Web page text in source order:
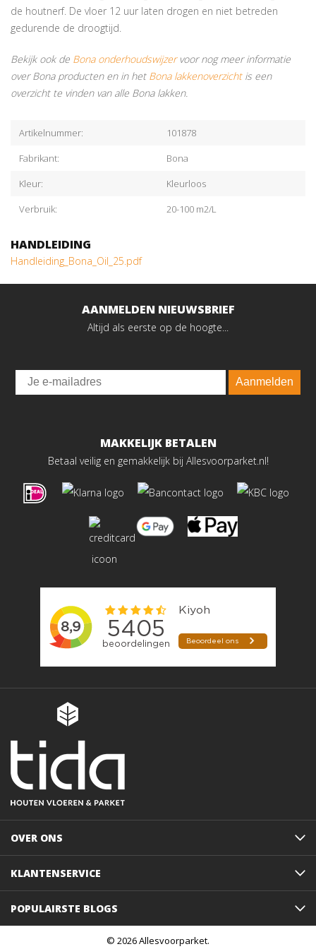
de houtnerf. De vloer 12 uur laten drogen en niet betreden
gedurende de droogtijd.
Bekijk ook de Bona onderhoudswijzervoor nog meer informatie
over Bona producten en in het Bona lakkenoverzichtis een
overzicht te vinden van alle Bona lakken.
Artikelnummer:
101878
Fabrikant:
Bona
Kleur:
Kleurloos
Verbruik:
20-100 m2/L
HANDLEIDING
Handleiding_Bona_Oil_25.pdf
AANMELDEN NIEUWSBRIEF
Altijd als eerste op de hoogte...
Email
Aanmelden
MAKKELIJK BETALEN
Betaal veilig en gemakkelijk bij Allesvoorparket.nl!
OVER ONS
KLANTENSERVICE
POPULAIRSTE BLOGS
© 2026 Allesvoorparket.